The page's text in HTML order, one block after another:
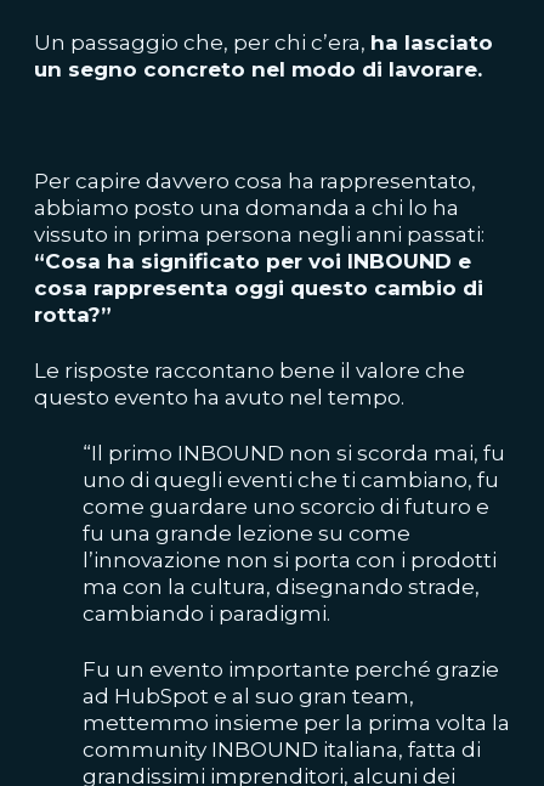
Un passaggio che, per chi c’era, ha lasciato
un segno concreto nel modo di lavorare.
Per capire davvero cosa ha rappresentato,
abbiamo posto una domanda a chi lo ha
vissuto in prima persona negli anni passati:
“Cosa ha significato per voi INBOUND e
cosa rappresenta oggi questo cambio di
rotta?”
Le risposte raccontano bene il valore che
questo evento ha avuto nel tempo.
“Il primo INBOUND non si scorda mai, fu
uno di quegli eventi che ti cambiano, fu
come guardare uno scorcio di futuro e
fu una grande lezione su come
l’innovazione non si porta con i prodotti
ma con la cultura, disegnando strade,
cambiando i paradigmi.
Fu un evento importante perché grazie
ad HubSpot e al suo gran team,
mettemmo insieme per la prima volta la
community INBOUND italiana, fatta di
grandissimi imprenditori, alcuni dei